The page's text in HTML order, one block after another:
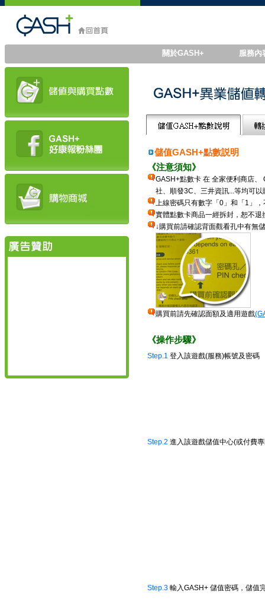
關於GASH+ 服務內